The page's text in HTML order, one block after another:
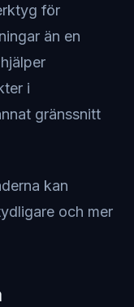
för
än en
i
gränssnitt
kan
och mer